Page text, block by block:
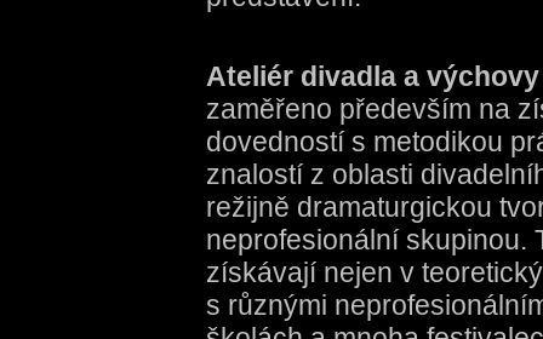
Ateliér divadla a výchovy
zaměřeno především na
dovedností s metodikou
znalostí z oblasti
režijně dramaturgickou
neprofesionální skupinou.
získávají nejen v
s různými